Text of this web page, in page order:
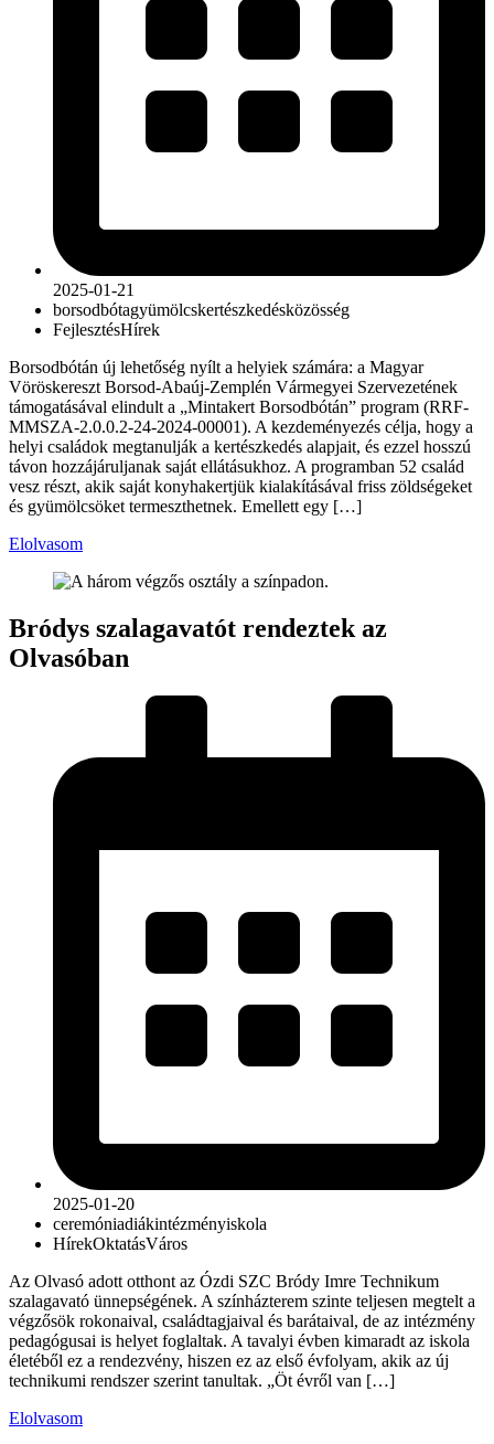
2025-01-21
borsodbótagyümölcskertészkedésközösség
FejlesztésHírek
Borsodbótán új lehetőség nyílt a helyiek számára: a Magyar
Vöröskereszt Borsod-Abaúj-Zemplén Vármegyei Szervezetének
támogatásával elindult a „Mintakert Borsodbótán” program (RRF-
MMSZA-2.0.0.2-24-2024-00001). A kezdeményezés célja, hogy a
helyi családok megtanulják a kertészkedés alapjait, és ezzel hosszú
távon hozzájáruljanak saját ellátásukhoz. A programban 52 család
vesz részt, akik saját konyhakertjük kialakításával friss zöldségeket
és gyümölcsöket termeszthetnek. Emellett egy […]
Elolvasom
Bródys szalagavatót rendeztek az
Olvasóban
2025-01-20
ceremóniadiákintézményiskola
HírekOktatásVáros
Az Olvasó adott otthont az Ózdi SZC Bródy Imre Technikum
szalagavató ünnepségének. A színházterem szinte teljesen megtelt a
végzősök rokonaival, családtagjaival és barátaival, de az intézmény
pedagógusai is helyet foglaltak. A tavalyi évben kimaradt az iskola
életéből ez a rendezvény, hiszen ez az első évfolyam, akik az új
technikumi rendszer szerint tanultak. „Öt évről van […]
Elolvasom